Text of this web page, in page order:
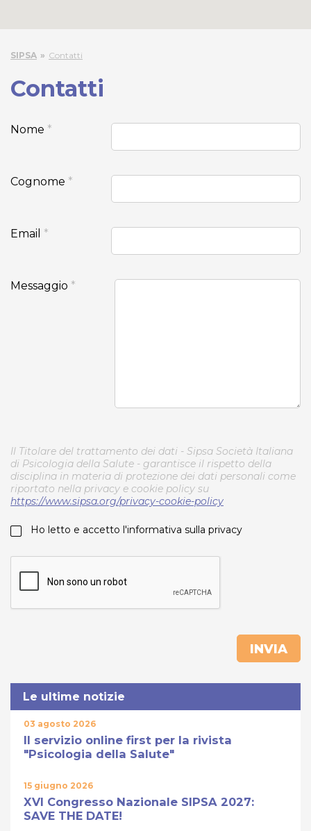
SIPSA Contatti
Contatti
Nome *
Cognome *
Email *
Messaggio *
Il Titolare del trattamento dei dati - Sipsa Società Italiana
di Psicologia della Salute - garantisce il rispetto della
disciplina in materia di protezione dei dati personali come
riportato nella privacy e cookie policy su
https://www.sipsa.org/privacy-cookie-policy
Ho letto e accetto l'informativa sulla privacy
INVIA
Le ultime notizie
03 agosto 2026
Il servizio online first per la rivista
"Psicologia della Salute"
15 giugno 2026
XVI Congresso Nazionale SIPSA 2027:
SAVE THE DATE!